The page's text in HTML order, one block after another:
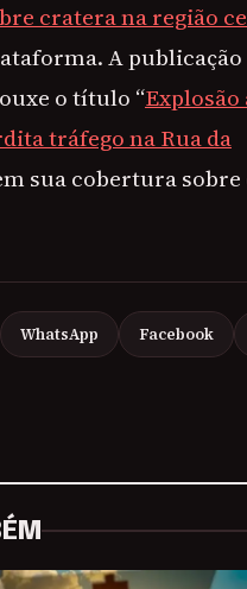
cratera na região
A publicação
o título “Explosão
tráfego na Rua da
sua cobertura sobre
WhatsApp Facebook